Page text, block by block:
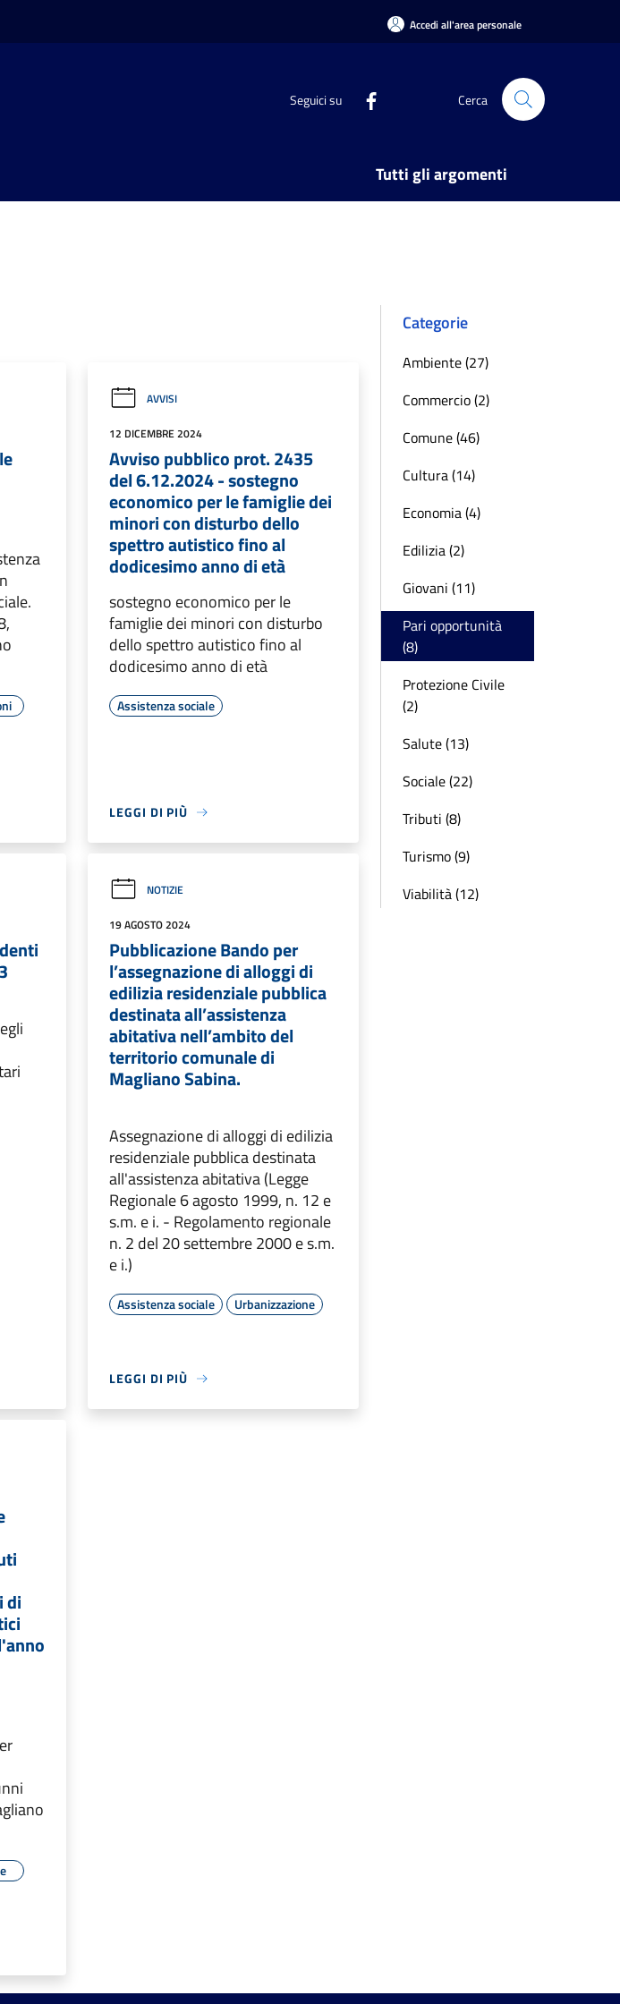
Accedi all'area personale
Seguici su Cerca
Tutti gli argomenti
AVVISI
12 DICEMBRE 2024
Avviso pubblico prot. 2435
del 6.12.2024 - sostegno
economico per le famiglie dei
minori con disturbo dello
spettro autistico fino al
dodicesimo anno di età
sostegno economico per le
famiglie dei minori con disturbo
dello spettro autistico fino al
dodicesimo anno di età
Assistenza sociale
LEGGI DI PIÙ
NOTIZIE
19 AGOSTO 2024
Pubblicazione Bando per
l’assegnazione di alloggi di
edilizia residenziale pubblica
destinata all’assistenza
abitativa nell’ambito del
territorio comunale di
Magliano Sabina.
Assegnazione di alloggi di edilizia
residenziale pubblica destinata
all'assistenza abitativa (Legge
Regionale 6 agosto 1999, n. 12 e
s.m. e i. - Regolamento regionale
n. 2 del 20 settembre 2000 e s.m.
e i.)
Assistenza sociale Urbanizzazione
LEGGI DI PIÙ
di
Categorie
Ambiente (27)
Commercio (2)
Comune (46)
Cultura (14)
Economia (4)
Edilizia (2)
Giovani (11)
Pari opportunità
(8)
Protezione Civile
(2)
Salute (13)
Sociale (22)
Tributi (8)
Turismo (9)
Viabilità (12)